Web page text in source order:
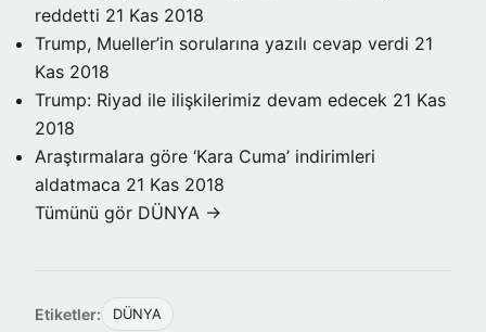
reddetti 21 Kas 2018
Trump, Mueller’in sorularına yazılı cevap verdi 21
Kas 2018
Trump: Riyad ile ilişkilerimiz devam edecek 21 Kas
2018
Araştırmalara göre ‘Kara Cuma’ indirimleri
aldatmaca 21 Kas 2018
Tümünü gör DÜNYA →
Etiketler: DÜNYA